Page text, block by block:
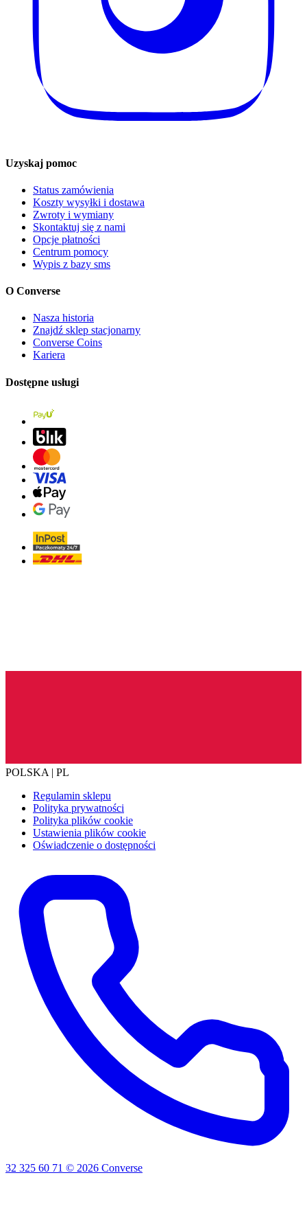
Uzyskaj pomoc
Status zamówienia
Koszty wysyłki i dostawa
Zwroty i wymiany
Skontaktuj się z nami
Opcje płatności
Centrum pomocy
Wypis z bazy sms
O Converse
Nasza historia
Znajdź sklep stacjonarny
Converse Coins
Kariera
Dostępne usługi
POLSKA | PL
Regulamin sklepu
Polityka prywatności
Polityka plików cookie
Ustawienia plików cookie
Oświadczenie o dostępności
32 325 60 71 © 2026 Converse